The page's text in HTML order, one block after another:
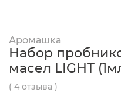
Аромашка
Набор
масел LIGHT
( 4 отзыва )